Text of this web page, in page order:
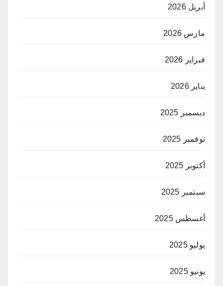
أبريل 2026
مارس 2026
فبراير 2026
يناير 2026
ديسمبر 2025
نوفمبر 2025
أكتوبر 2025
سبتمبر 2025
أغسطس 2025
يوليو 2025
يونيو 2025